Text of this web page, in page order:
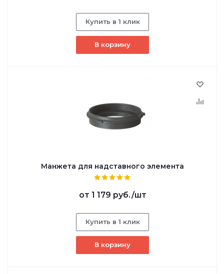
Купить в 1 клик
В корзину
Манжета для надставного элемента
от 1 179 руб./шт
Купить в 1 клик
В корзину